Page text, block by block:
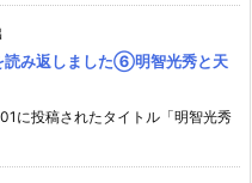
読み返しました⑥明智光秀と天
に投稿されたタイトル「明智光秀